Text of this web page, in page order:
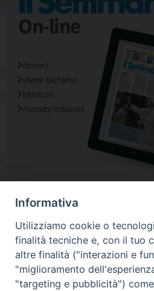
diocesi
vivere la chiesa
territori
mondo/missioni
Informativa
Utilizziamo cookie o
finalità tecniche e, con il tuo
altre finalità ("interazioni e
"miglioramento
"targeting e pubblicità")